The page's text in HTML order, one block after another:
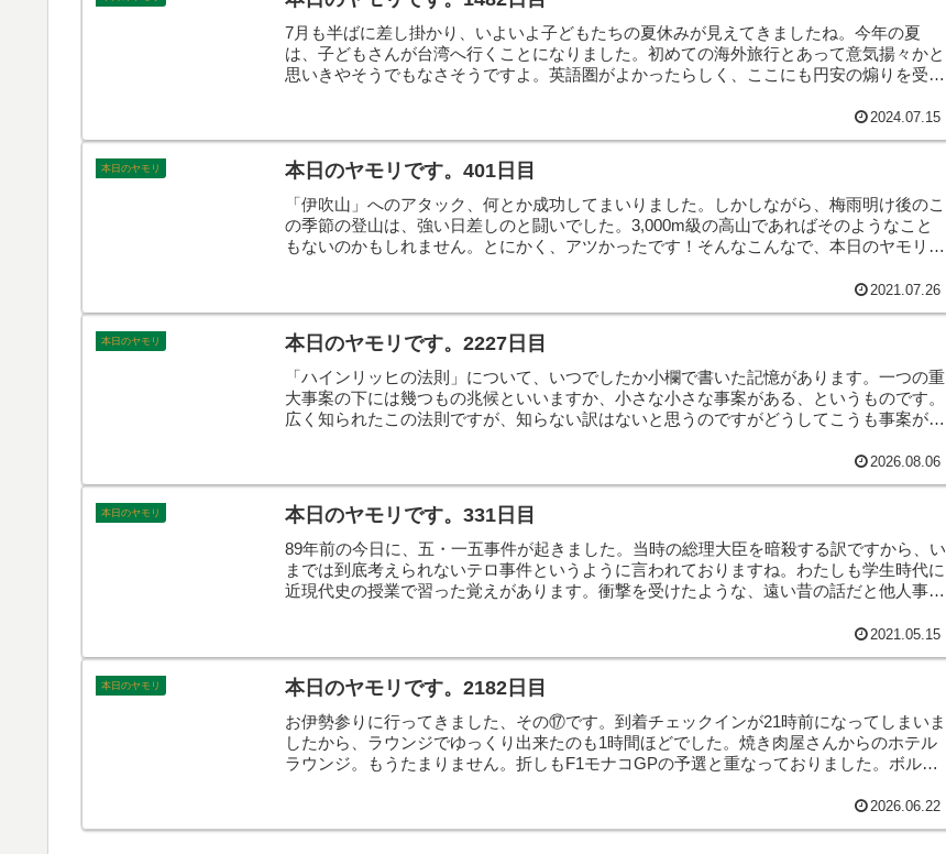
7月も半ばに差し掛かり、いよいよ子どもたちの夏休みが見えてきましたね。今年の夏
は、子どもさんが台湾へ行くことになりました。初めての海外旅行とあって意気揚々かと
思いきやそうでもなさそうですよ。英語圏がよかったらしく、ここにも円安の煽りを受け
2024.07.15
本日のヤモリ 本日のヤモリです。401日目
「伊吹山」へのアタック、何とか成功してまいりました。しかしながら、梅雨明け後のこ
の季節の登山は、強い日差しのと闘いでした。3,000m級の高山であればそのようなこと
もないのかもしれません。とにかく、アツかったです！そんなこんなで、本日のヤモリで
2021.07.26
本日のヤモリ 本日のヤモリです。2227日目
「ハインリッヒの法則」について、いつでしたか小欄で書いた記憶があります。一つの重
大事案の下には幾つもの兆候といいますか、小さな小さな事案がある、というものです。
広く知られたこの法則ですが、知らない訳はないと思うのですがどうしてこうも事案が続
2026.08.06
本日のヤモリ 本日のヤモリです。331日目
89年前の今日に、五・一五事件が起きました。当時の総理大臣を暗殺する訳ですから、い
までは到底考えられないテロ事件というように言われておりますね。わたしも学生時代に
近現代史の授業で習った覚えがあります。衝撃を受けたような、遠い昔の話だと他人事だ
2021.05.15
本日のヤモリ 本日のヤモリです。2182日目
お伊勢参りに行ってきました、その⑰です。到着チェックインが21時前になってしまいま
したから、ラウンジでゆっくり出来たのも1時間ほどでした。焼き肉屋さんからのホテル
ラウンジ。もうたまりません。折しもF1モナコGPの予選と重なっておりました。ボルテ
2026.06.22